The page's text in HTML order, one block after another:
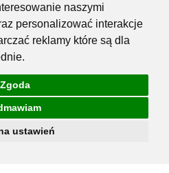
naszymi
personalizować interakcje
reklamy które są dla
.
Zgoda
ustawień